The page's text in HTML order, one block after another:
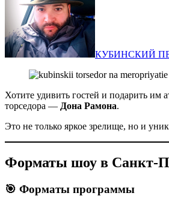
КУБИНСКИЙ
Хотите удивить гостей и подарить им атмосферу настоящей Гаваны? В Санкт-Петербурге вы можете заказать сигарное шоу и мастер-класс по скрутке кубинских сигар от профессионального
торседора — Дона Рамона.
Это не только яркое зрелище, но и
Форматы шоу в Санкт-
🎯 Форматы программы